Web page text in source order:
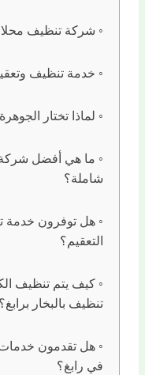
شركة تنظيف
خدمة تنظيف
لماذا تختار
ما هي أفضل شركة
شاملة؟
هل توفرون خدمة
التعقيم؟
كيف يتم تنظيف
تنظيف بالبخار برابغ؟
هل تقدمون خدمات
في رابغ؟